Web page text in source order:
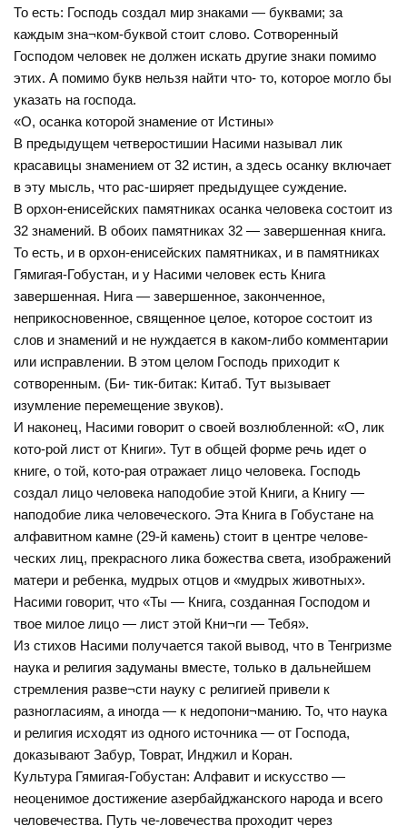
То есть: Господь создал мир знаками — буквами; за
каждым зна¬ком-буквой стоит слово. Сотворенный
Господом человек не должен искать другие знаки помимо
этих. А помимо букв нельзя найти что- то, которое могло бы
указать на господа.
«О, осанка которой знамение от Истины»
В предыдущем четверостишии Насими называл лик
красавицы знамением от 32 истин, а здесь осанку включает
в эту мысль, что рас-ширяет предыдущее суждение.
В орхон-енисейских памятниках осанка человека состоит из
32 знамений. В обоих памятниках 32 — завершенная книга.
То есть, и в орхон-енисейских памятниках, и в памятниках
Гямигая-Гобустан, и у Насими человек есть Книга
завершенная. Нига — завершенное, законченное,
неприкосновенное, священное целое, которое состоит из
слов и знамений и не нуждается в каком-либо комментарии
или исправлении. В этом целом Господь приходит к
сотворенным. (Би- тик-битак: Китаб. Тут вызывает
изумление перемещение звуков).
И наконец, Насими говорит о своей возлюбленной: «О, лик
кото-рой лист от Книги». Тут в общей форме речь идет о
книге, о той, кото-рая отражает лицо человека. Господь
создал лицо человека наподобие этой Книги, а Книгу —
наподобие лика человеческого. Эта Книга в Гобустане на
алфавитном камне (29-й камень) стоит в центре челове-
ческих лиц, прекрасного лика божества света, изображений
матери и ребенка, мудрых отцов и «мудрых животных».
Насими говорит, что «Ты — Книга, созданная Господом и
твое милое лицо — лист этой Кни¬ги — Тебя».
Из стихов Насими получается такой вывод, что в Тенгризме
наука и религия задуманы вместе, только в дальнейшем
стремления разве¬сти науку с религией привели к
разногласиям, а иногда — к недопони¬манию. То, что наука
и религия исходят из одного источника — от Господа,
доказывают Забур, Товрат, Инджил и Коран.
Культура Гямигая-Гобустан: Алфавит и искусство —
неоценимое достижение азербайджанского народа и всего
человечества. Путь че-ловечества проходит через